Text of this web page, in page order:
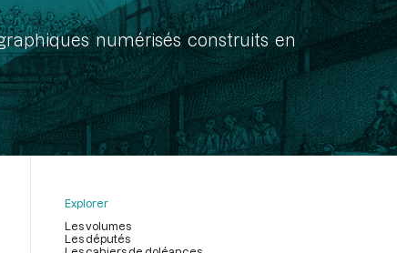
numérisés construits en
Explorer
Les volumes
Les députés